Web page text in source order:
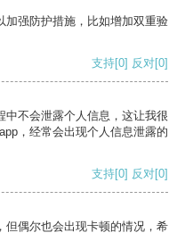
加强防护措施，比如增加双重验
支持[0] 反对[0]
中不会泄露个人信息，这让我很
，经常会出现个人信息泄露的
支持[0] 反对[0]
但偶尔也会出现卡顿的情况，希